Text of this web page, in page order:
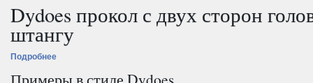
Dydoes прокол с двух сторон
штангу
Подробнее